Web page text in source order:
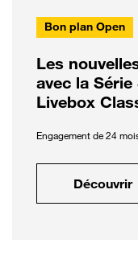
Bon plan Open
Les
avec la Série
Livebox
Engagement de 24
Découvrir